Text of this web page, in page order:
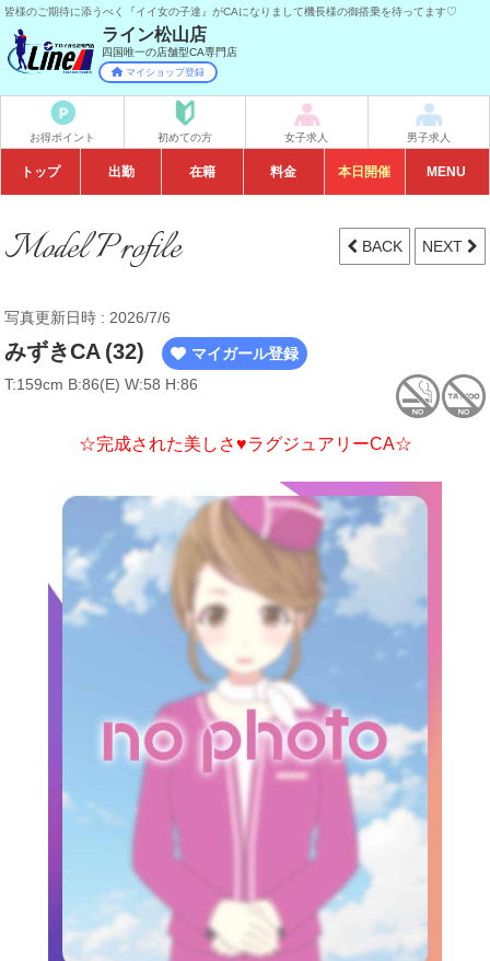
皆様のご期待に添うべく『イイ女の子達』がCAになりまして機長様の御搭乗を待ってます♡
ライン松山店
マイショップ登録
四国唯一の店舗型CA専門店
お得ポイント 初めての方 女子求人 男子求人
トップ 出勤 在籍 料金 イベント
本日開催 MENU
Model Profile NEXT
BACK
写真更新日時 : 2026/7/6
みずきCA (32)
マイガール登録
T:159cm B:86(E) W:58 H:86
☆完成された美しさ♥ラグジュアリーCA☆